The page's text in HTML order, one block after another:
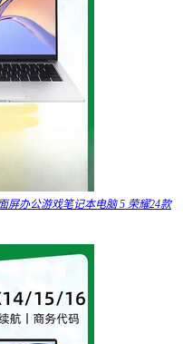
屏办公游戏笔记本电脑 5 荣耀24款